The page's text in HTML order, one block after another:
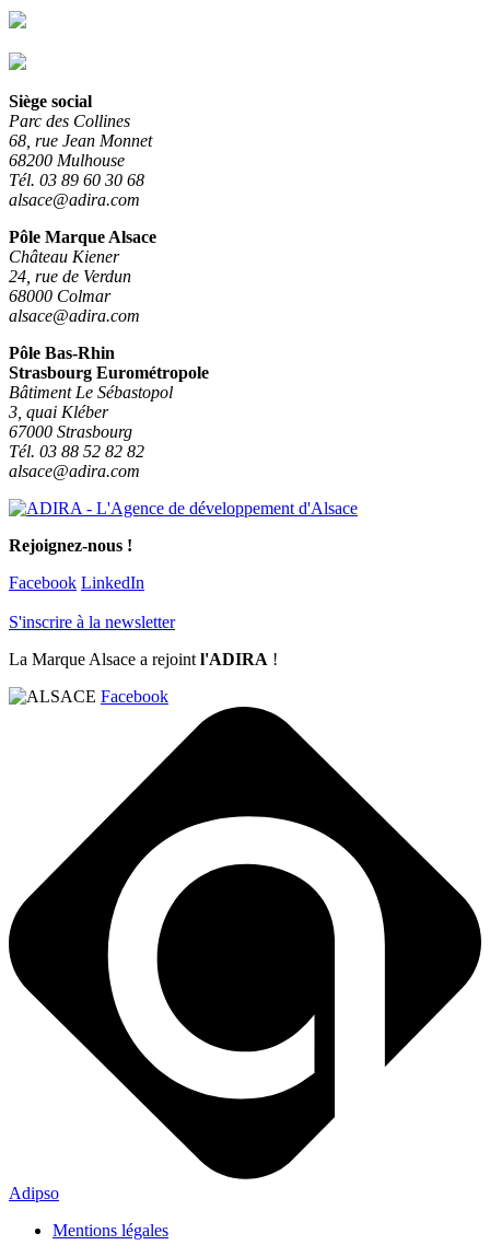
Siège social
Parc des Collines
68, rue Jean Monnet
68200 Mulhouse
Tél. 03 89 60 30 68
alsace@adira.com
Pôle Marque Alsace
Château Kiener
24, rue de Verdun
68000 Colmar
alsace@adira.com
Pôle Bas-Rhin
Strasbourg Eurométropole
Bâtiment Le Sébastopol
3, quai Kléber
67000 Strasbourg
Tél. 03 88 52 82 82
alsace@adira.com
Rejoignez-nous !
Facebook LinkedIn
S'inscrire à la newsletter
La Marque Alsace a rejointl'ADIRA !
Facebook
Adipso
Mentions légales